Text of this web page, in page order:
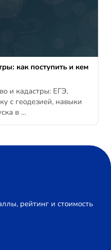
как поступить и кем
и кадастры: ЕГЭ,
с геодезией, навыки
в …
рейтинг и стоимость